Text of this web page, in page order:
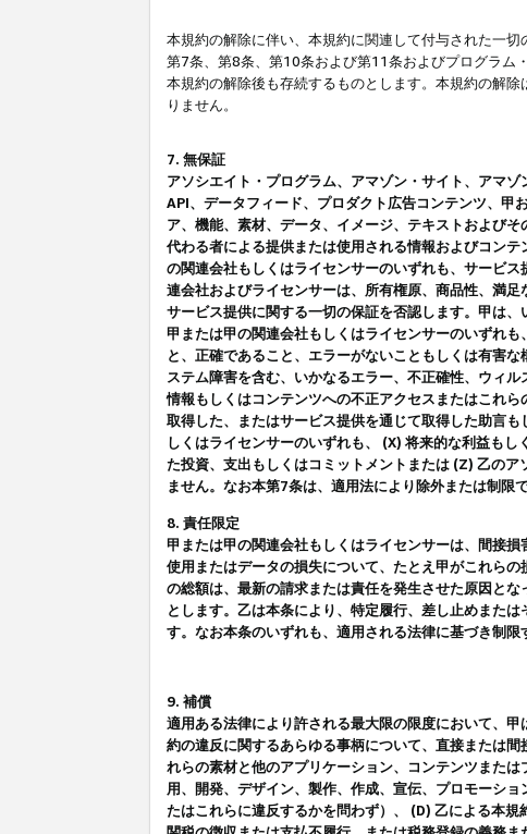
本規約の解除に伴い、本規約に関連して付与された一
第7条、第8条、第10条および第11条およびプログラム
本規約の解除後も存続するものとします。本規約の解
りません。
7. 無保証
アソシエイト・プログラム、アマゾン・サイト、アマ
API、データフィード、プロダクト広告コンテンツ、甲
ア、機能、素材、データ、イメージ、テキストおよび
代わる者による提供または使用される情報およびコン
の関連会社もしくはライセンサーのいずれも、サービ
連会社およびライセンサーは、所有権原、商品性、満
サービス提供に関する一切の保証を否認します。甲は
甲または甲の関連会社もしくはライセンサーのいずれ
と、正確であること、エラーがないこともしくは有害
ステム障害を含む、いかなるエラー、不正確性、ウィ
情報もしくはコンテンツへの不正アクセスまたはこれ
取得した、またはサービス提供を通じて取得した助言
しくはライセンサーのいずれも、 (X) 将来的な利益も
た投資、支出もしくはコミットメントまたは (Z) 乙の
ません。なお本第7条は、適用法により除外または制限
8. 責任限定
甲または甲の関連会社もしくはライセンサーは、間接
使用またはデータの損失について、たとえ甲がこれら
の総額は、最新の請求または責任を発生させた原因と
とします。乙は本条により、特定履行、差し止めまた
す。なお本条のいずれも、適用される法律に基づき制
9. 補償
適用ある法律により許される最大限の限度において、
約の違反に関するあらゆる事柄について、直接または
れらの素材と他のアプリケーション、コンテンツまた
用、開発、デザイン、製作、作成、宣伝、プロモーシ
たはこれらに違反するかを問わず）、 (D) 乙による本